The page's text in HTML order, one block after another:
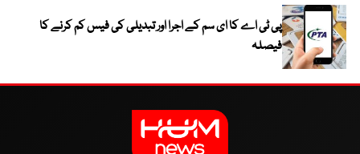
پی ٹی اے کا ای سم کے اجرا اور تبدیلی کی فیس کم کرنے کا
فیصلہ